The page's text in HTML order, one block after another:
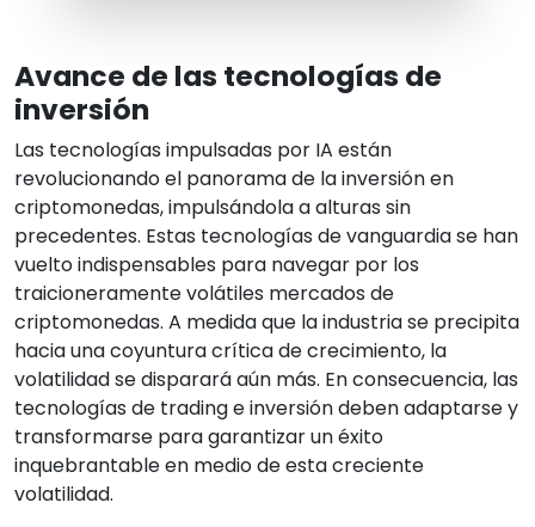
Avance de las tecnologías de
inversión
Las tecnologías impulsadas por IA están
revolucionando el panorama de la inversión en
criptomonedas, impulsándola a alturas sin
precedentes. Estas tecnologías de vanguardia se han
vuelto indispensables para navegar por los
traicioneramente volátiles mercados de
criptomonedas. A medida que la industria se precipita
hacia una coyuntura crítica de crecimiento, la
volatilidad se disparará aún más. En consecuencia, las
tecnologías de trading e inversión deben adaptarse y
transformarse para garantizar un éxito
inquebrantable en medio de esta creciente
volatilidad.